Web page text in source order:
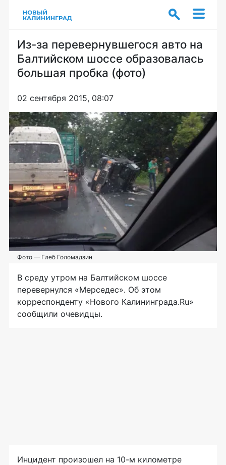
Из-за перевернувшегося авто на
Балтийском шоссе образовалась
большая пробка (фото)
02 сентября 2015, 08:07
Фото — Глеб Голомадзин
В среду утром на Балтийском шоссе
перевернулся «Мерседес». Об этом
корреспонденту «Нового Калининграда.Ru»
сообщили очевидцы.
Инцидент произошел на 10-м километре